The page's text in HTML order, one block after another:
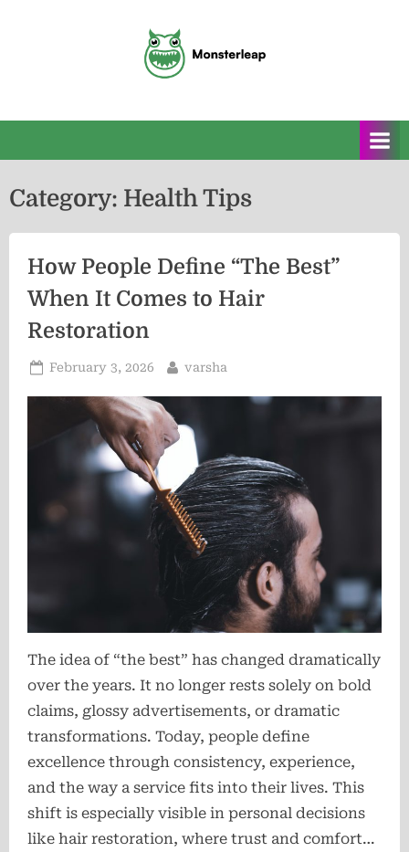
n
s
r
l
a
Category: Health Tips
How People Define “The Best”
When It Comes to Hair
Restoration
Posted
February 3, 2026 By
varsha
The idea of “the best” has changed dramatically
over the years. It no longer rests solely on bold
claims, glossy advertisements, or dramatic
transformations. Today, people define
excellence through consistency, experience,
and the way a service fits into their lives. This
shift is especially visible in personal decisions
like hair restoration, where trust and comfort…